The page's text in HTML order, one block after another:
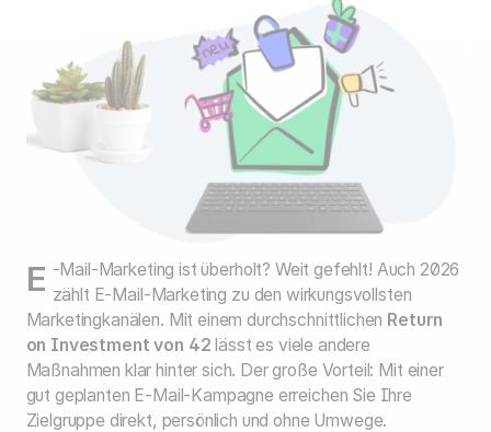
E-Mail-Marketing ist überholt? Weit gefehlt! Auch 2026 zählt E-Mail-Marketing zu den wirkungsvollsten
Marketingkanälen. Mit einem durchschnittlichen Return
on Investment von 42lässt es viele andere
Maßnahmen klar hinter sich. Der große Vorteil: Mit einer
gut geplanten E-Mail-Kampagne erreichen Sie Ihre
Zielgruppe direkt, persönlich und ohne Umwege.